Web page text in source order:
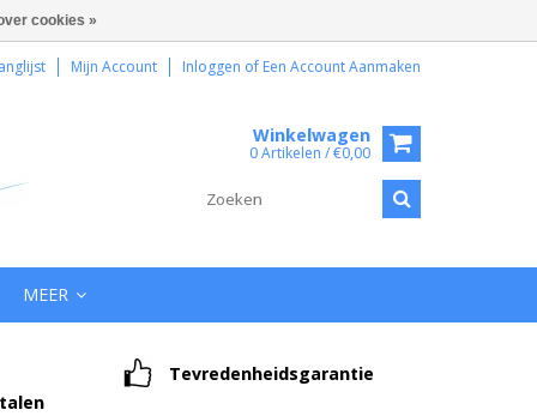
Mijn Account Inloggen of Een Account Aanmaken
Winkelwagen
0 Artikelen / €0,00
MEER
Tevredenheidsgarantie
cookies »